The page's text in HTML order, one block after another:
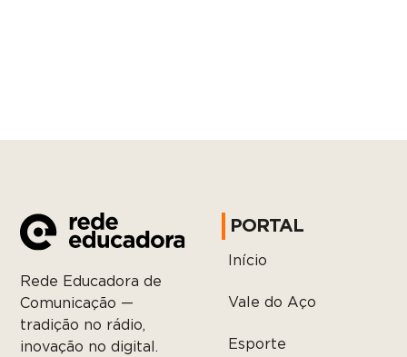
Rede Educadora de
Comunicação —
tradição no rádio,
inovação no digital.
PORTAL
Início
Vale do Aço
Esporte